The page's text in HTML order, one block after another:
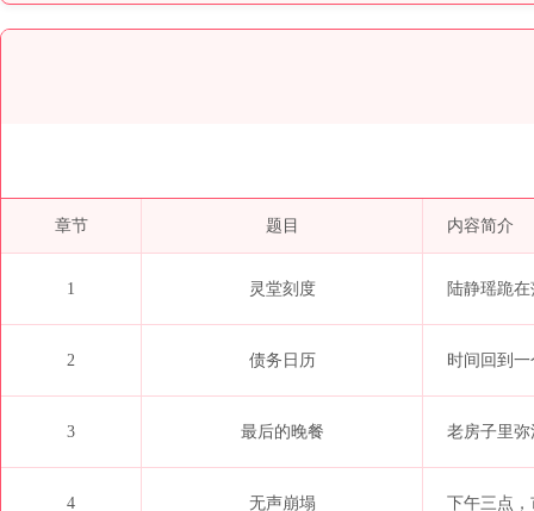
章节 题目 内容简介
1 灵堂刻度 陆静瑶跪
2 债务日历 时间回到
3 最后的晚餐 老房子里弥
4 无声崩塌 下午三点